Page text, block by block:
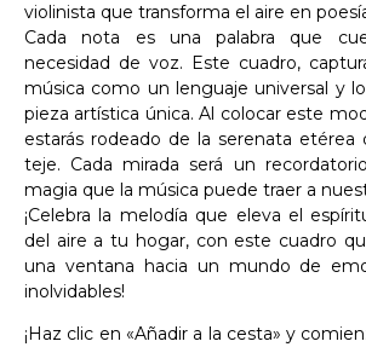
violinista que transforma el aire en
Cada nota es una palabra que
necesidad de voz. Este cuadro,
música como un lenguaje universal y
pieza artística única. Al colocar este
estarás rodeado de la serenata etérea
teje. Cada mirada será un
magia que la música puede traer a
¡Celebra la melodía que eleva el
del aire a tu hogar, con este cuadro
una ventana hacia un mundo de
inolvidables!
¡Haz clic en «Añadir a la cesta» y